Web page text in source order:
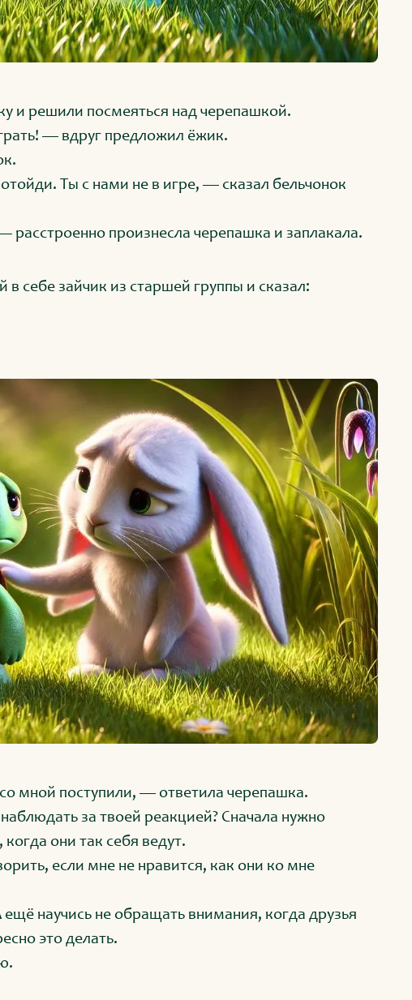
и решили посмеяться над черепашкой.
— вдруг предложил ёжик.
Ты с нами не в игре, — сказал бельчонок
произнесла черепашка и заплакала.
себе зайчик из старшей группы и сказал:
мной поступили, — ответила черепашка.
за твоей реакцией? Сначала нужно
они так себя ведут.
если мне не нравится, как они ко мне
научись не обращать внимания, когда друзья
это делать.